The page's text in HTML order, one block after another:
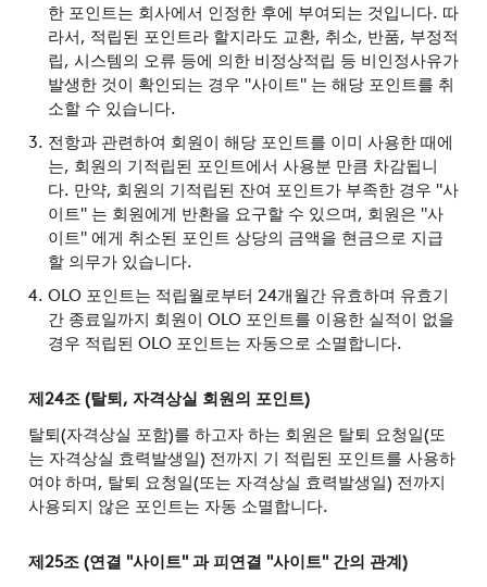
한 포인트는 회사에서 인정한 후에 부여되는 것입니다. 따
라서, 적립된 포인트라 할지라도 교환, 취소, 반품, 부정적
립, 시스템의 오류 등에 의한 비정상적립 등 비인정사유가
발생한 것이 확인되는 경우 "사이트" 는 해당 포인트를 취
소할 수 있습니다.
전항과 관련하여 회원이 해당 포인트를 이미 사용한 때에
는, 회원의 기적립된 포인트에서 사용분 만큼 차감됩니
다. 만약, 회원의 기적립된 잔여 포인트가 부족한 경우 "사
이트" 는 회원에게 반환을 요구할 수 있으며, 회원은 "사
이트" 에게 취소된 포인트 상당의 금액을 현금으로 지급
할 의무가 있습니다.
OLO 포인트는 적립월로부터 24개월간 유효하며 유효기
간 종료일까지 회원이 OLO 포인트를 이용한 실적이 없을
경우 적립된 OLO 포인트는 자동으로 소멸합니다.
제24조 (탈퇴, 자격상실 회원의 포인트)
탈퇴(자격상실 포함)를 하고자 하는 회원은 탈퇴 요청일(또
는 자격상실 효력발생일) 전까지 기 적립된 포인트를 사용하
여야 하며, 탈퇴 요청일(또는 자격상실 효력발생일) 전까지
사용되지 않은 포인트는 자동 소멸합니다.
제25조 (연결 "사이트" 과 피연결 "사이트" 간의 관계)